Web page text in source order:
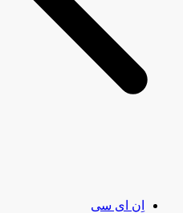
اِن ای سی